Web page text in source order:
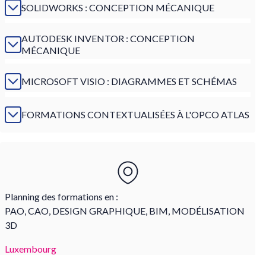
SOLIDWORKS : CONCEPTION MÉCANIQUE
AUTODESK INVENTOR : CONCEPTION
MÉCANIQUE
MICROSOFT VISIO : DIAGRAMMES ET SCHÉMAS
FORMATIONS CONTEXTUALISÉES À L'OPCO ATLAS
Planning des formations en :
PAO, CAO, DESIGN GRAPHIQUE, BIM, MODÉLISATION
3D
Luxembourg